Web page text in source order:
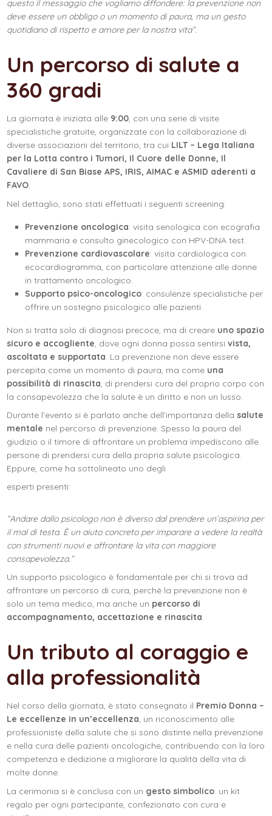
questo il messaggio che vogliamo diffondere: la prevenzione non
deve essere un obbligo o un momento di paura, ma un gesto
quotidiano di rispetto e amore per la nostra vita”.
Un percorso di salute a
360 gradi
La giornata è iniziata alle 9:00, con una serie di visite
specialistiche gratuite, organizzate con la collaborazione di
diverse associazioni del territorio, tra cui LILT – Lega Italiana
per la Lotta contro i Tumori, Il Cuore delle Donne, Il
Cavaliere di San Biase APS, IRIS, AIMAC e ASMID aderenti a
FAVO.
Nel dettaglio, sono stati effettuati i seguenti screening:
Prevenzione oncologica: visita senologica con ecografia
mammaria e consulto ginecologico con HPV-DNA test.
Prevenzione cardiovascolare: visita cardiologica con
ecocardiogramma, con particolare attenzione alle donne
in trattamento oncologico.
Supporto psico-oncologico: consulenze specialistiche per
offrire un sostegno psicologico alle pazienti.
Non si tratta solo di diagnosi precoce, ma di creare uno spazio
sicuro e accogliente, dove ogni donna possa sentirsivista,
ascoltata e supportata. La prevenzione non deve essere
percepita come un momento di paura, ma come una
possibilità di rinascita, di prendersi cura del proprio corpo con
la consapevolezza che la salute è un diritto e non un lusso.
Durante l’evento si è parlato anche dell’importanza dellasalute
mentale nel percorso di prevenzione. Spesso la paura del
giudizio o il timore di affrontare un problema impediscono alle
persone di prendersi cura della propria salute psicologica.
Eppure, come ha sottolineato uno degli
esperti presenti:
“Andare dallo psicologo non è diverso dal prendere un’aspirina per
il mal di testa. È un aiuto concreto per imparare a vedere la realtà
con strumenti nuovi e affrontare la vita con maggiore
consapevolezza.”
Un supporto psicologico è fondamentale per chi si trova ad
affrontare un percorso di cura, perché la prevenzione non è
solo un tema medico, ma anche un percorso di
accompagnamento, accettazione e rinascita.
Un tributo al coraggio e
alla professionalità
Nel corso della giornata, è stato consegnato il Premio Donna –
Le eccellenze in un’eccellenza, un riconoscimento alle
professioniste della salute che si sono distinte nella prevenzione
e nella cura delle pazienti oncologiche, contribuendo con la loro
competenza e dedizione a migliorare la qualità della vita di
molte donne.
La cerimonia si è conclusa con un gesto simbolico: un kit
regalo per ogni partecipante, confezionato con cura e